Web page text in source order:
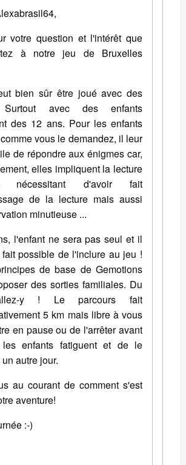
votre question et l'intérêt que
à notre jeu de Bruxelles
bien sûr être joué avec des
Surtout avec des enfants
des 12 ans. Pour les enfants
vous le demandez, il leur
de répondre aux énigmes car,
elles impliquent la lecture
nécessitant d'avoir fait
de la lecture mais aussi
minutieuse ...
l'enfant ne sera pas seul et il
possible de l'inclure au jeu !
de base de Gemotions
des sorties familiales. Du
y ! Le parcours fait
5 km mais libre à vous
en pause ou de l'arrêter avant
enfants fatiguent et de le
autre jour.
au courant de comment s'est
aventure!
:-)